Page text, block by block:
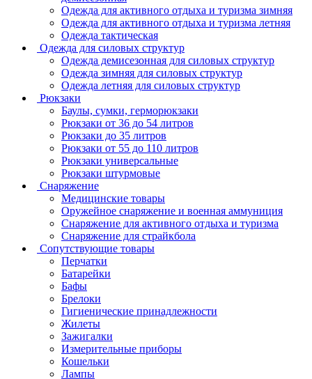
Одежда для активного отдыха и туризма зимняя
Одежда для активного отдыха и туризма летняя
Одежда тактическая
Одежда для силовых структур
Одежда демисезонная для силовых структур
Одежда зимняя для силовых структур
Одежда летняя для силовых структур
Рюкзаки
Баулы, сумки, герморюкзаки
Рюкзаки от 36 до 54 литров
Рюкзаки до 35 литров
Рюкзаки от 55 до 110 литров
Рюкзаки универсальные
Рюкзаки штурмовые
Снаряжение
Медицинские товары
Оружейное снаряжение и военная аммуниция
Снаряжение для активного отдыха и туризма
Снаряжение для страйкбола
Сопутствующие товары
Перчатки
Батарейки
Бафы
Брелоки
Гигиенические принадлежности
Жилеты
Зажигалки
Измерительные приборы
Кошельки
Лампы